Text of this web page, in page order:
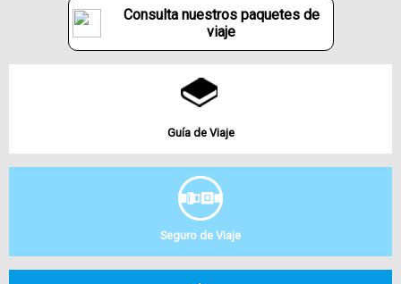
Consulta nuestros paquetes de
viaje
Guía de Viaje
Seguro de Viaje